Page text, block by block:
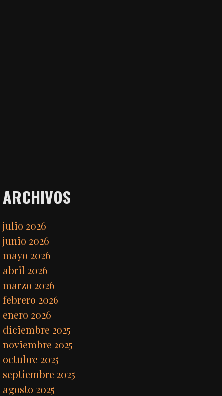
ARCHIVOS
julio 2026
junio 2026
mayo 2026
abril 2026
marzo 2026
febrero 2026
enero 2026
diciembre 2025
noviembre 2025
octubre 2025
septiembre 2025
agosto 2025